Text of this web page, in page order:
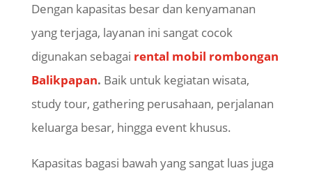
Dengan kapasitas besar dan kenyamanan
yang terjaga, layanan ini sangat cocok
digunakan sebagai rental mobil rombongan
Balikpapan. Baik untuk kegiatan wisata,
studytour, gatheringperusahaan, perjalanan
keluarga besar, hingga eventkhusus.
Kapasitas bagasi bawah yang sangat luas juga